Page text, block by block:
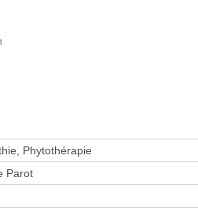
Phytothérapie
Parot